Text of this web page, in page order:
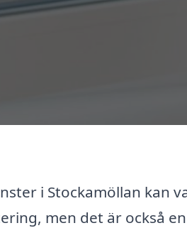
i Stockamöllan kan
men det är också en